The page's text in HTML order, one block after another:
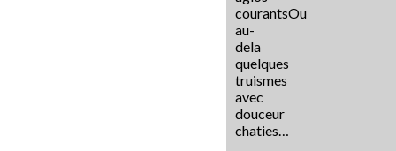
courantsOu
au-
dela
quelques
truismes
avec
douceur
chaties…